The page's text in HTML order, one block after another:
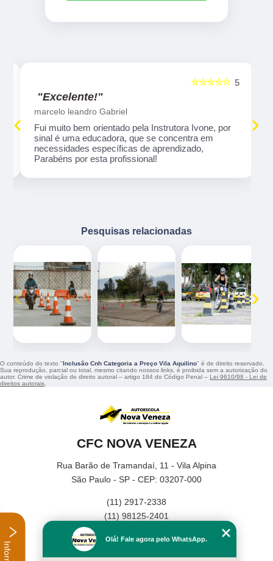
5
☆☆☆☆☆
"Excelente!"
marcelo leandro Gabriel
Fui muito bem orientado pela Instrutora Ivone, por
sinal é uma educadora, que se concentra em
necessidades específicas de aprendizado,
Parabéns por esta profissional!
‹ ›
Pesquisas relacionadas
‹ ›
O conteúdo do texto "Inclusão Cnh Categoria a Preço Vila Aquilino" é de direito reservado.
Sua reprodução, parcial ou total, mesmo citando nossos links, é proibida sem a autorização do
autor. Crime de violação de direito autoral – artigo 184 do Código Penal – Lei 9610/98 - Lei de
direitos autorais
CFC NOVA VENEZA
Rua Barão de Tramandaí, 11 - Vila Alpina
São Paulo - SP - CEP: 03207-000
(11) 2917-2338
(11) 98125-2401
Home
Olá! Fale agora pelo WhatsApp.